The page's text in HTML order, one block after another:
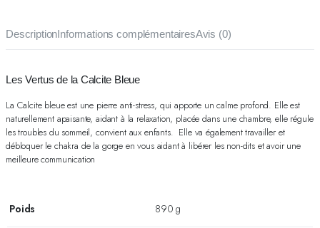
DescriptionInformations complémentairesAvis (0)
Les Vertus de la Calcite Bleue
La Calcite bleue est une pierre anti-stress, qui apporte un calme profond. Elle est
naturellement apaisante, aidant à la relaxation, placée dans une chambre, elle régule
les troubles du sommeil, convient aux enfants. Elle va également travailler et
débloquer le chakra de la gorge en vous aidant à libérer les non-dits et avoir une
meilleure communication
Poids
890 g